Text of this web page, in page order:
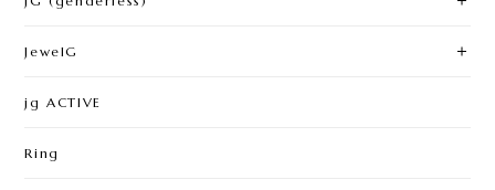
JewelG
jg ACTIVE
Ring